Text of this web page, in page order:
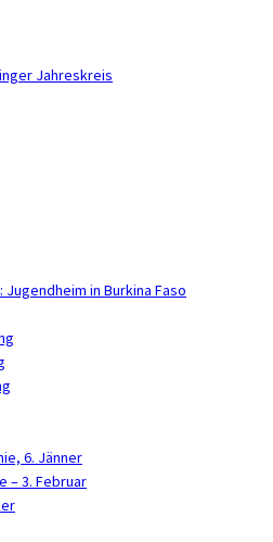
Jahreskreis
in Burkina Faso
6. Jänner
– 3. Februar